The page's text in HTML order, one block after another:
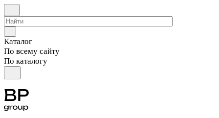
Каталог
По всему сайту
По каталогу